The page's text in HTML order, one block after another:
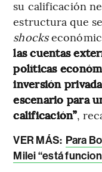
su calificación
estructura que
shocks
las cuentas
políticas
inversión
escenario para
calificación”,
VER MÁS: Para
Milei “está